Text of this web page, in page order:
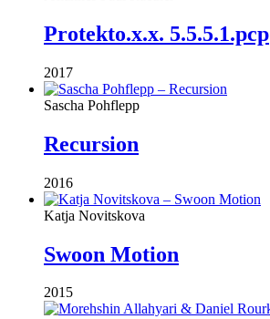
Protekto.x.x. 5.5.5.1.pcp
2017
Sascha Pohflepp
Recursion
2016
Katja Novitskova
Swoon Motion
2015